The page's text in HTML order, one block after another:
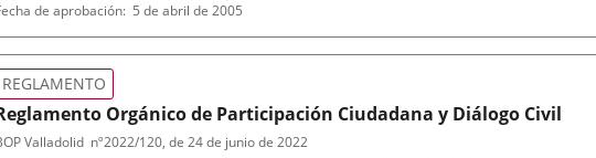
de aprobación 5 de abril de 2005
Orgánico de Participación Ciudadana y Diálogo Civil
REGLAMENTO
Valladolid nº2022/120, de 24 de junio de 2022